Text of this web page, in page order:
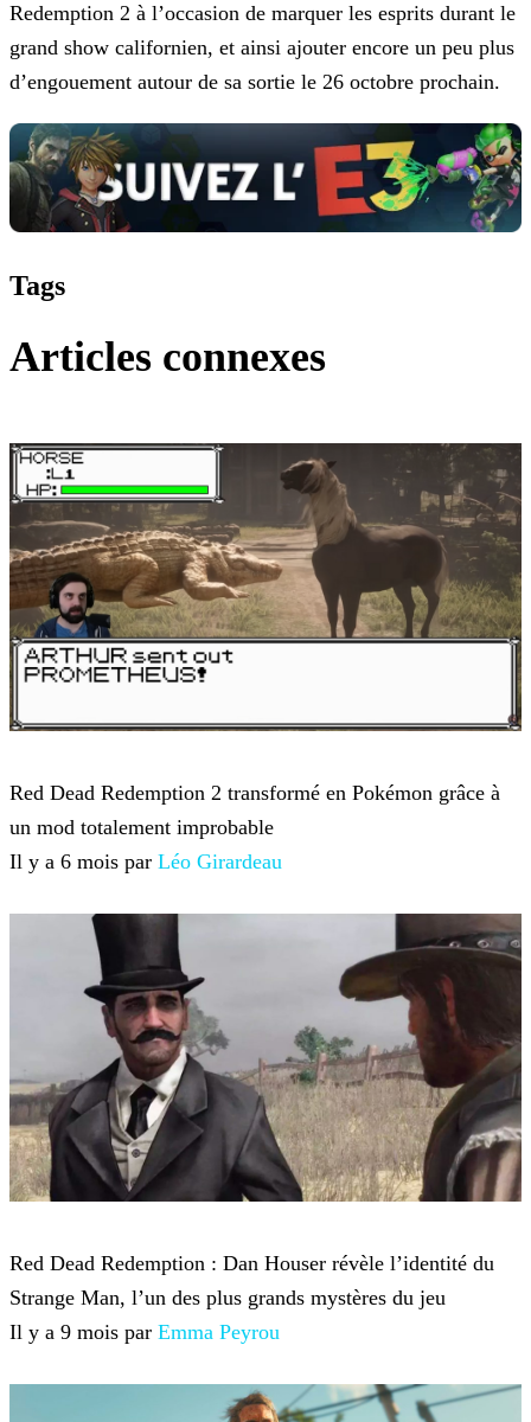
Redemption 2 à l’occasion de marquer les esprits durant le
grand show californien, et ainsi ajouter encore un peu plus
d’engouement autour de sa sortie le 26 octobre prochain.
Tags
Articles connexes
Red Dead Redemption 2 transformé en Pokémon grâce à
un mod totalement improbable
Il y a 6 mois par Léo Girardeau
Red Dead Redemption : Dan Houser révèle l’identité du
Strange Man, l’un des plus grands mystères du jeu
Il y a 9 mois par Emma Peyrou